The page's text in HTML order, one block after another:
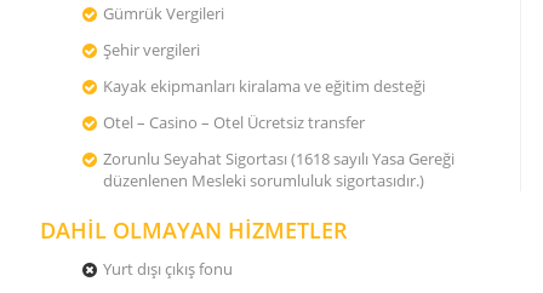
Gümrük Vergileri
Şehir vergileri
Kayak ekipmanları kiralama ve eğitim desteği
Otel – Casino – Otel Ücretsiz transfer
Zorunlu Seyahat Sigortası (1618 sayılı Yasa Gereği
düzenlenen Mesleki sorumluluk sigortasıdır.)
DAHİL OLMAYAN HİZMETLER
Yurt dışı çıkış fonu